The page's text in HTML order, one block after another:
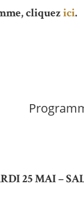
cliquezici.
25 MAI –